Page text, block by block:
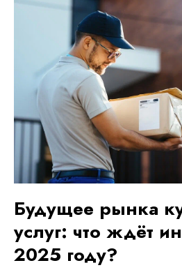
Будущее рынка
услуг: что ждёт
2025 году?